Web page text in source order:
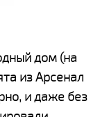
дом (на
из Арсенал
и даже без